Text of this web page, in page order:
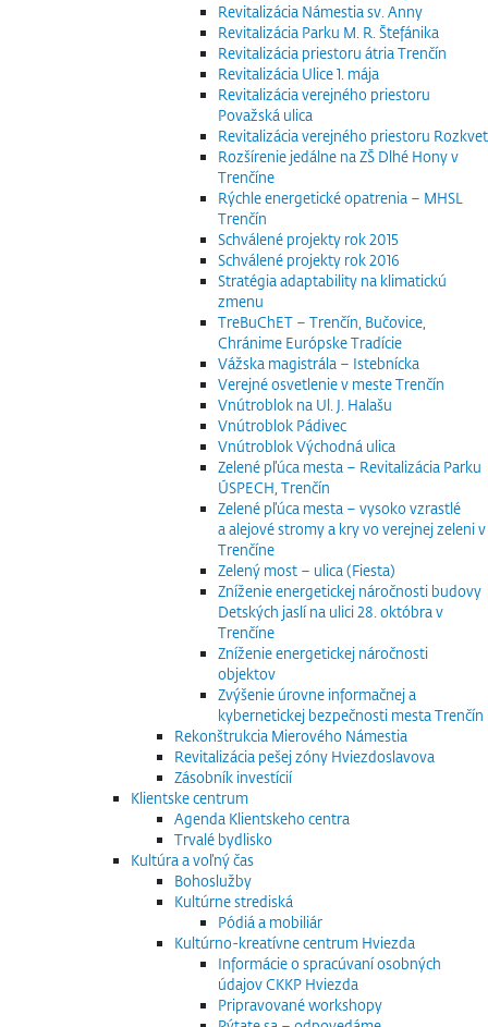
Revitalizácia Námestia sv. Anny
Revitalizácia Parku M. R. Štefánika
Revitalizácia priestoru átria Trenčín
Revitalizácia Ulice 1. mája
Revitalizácia verejného priestoru
Považská ulica
Revitalizácia verejného priestoru Rozkvet
Rozšírenie jedálne na ZŠ Dlhé Hony v
Trenčíne
Rýchle energetické opatrenia – MHSL
Trenčín
Schválené projekty rok 2015
Schválené projekty rok 2016
Stratégia adaptability na klimatickú
zmenu
TreBuChET – Trenčín, Bučovice,
Chránime Európske Tradície
Vážska magistrála – Istebnícka
Verejné osvetlenie v meste Trenčín
Vnútroblok na Ul. J. Halašu
Vnútroblok Pádivec
Vnútroblok Východná ulica
Zelené pľúca mesta – Revitalizácia Parku
ÚSPECH, Trenčín
Zelené pľúca mesta – vysoko vzrastlé
a alejové stromy a kry vo verejnej zeleni v
Trenčíne
Zelený most – ulica (Fiesta)
Zníženie energetickej náročnosti budovy
Detských jaslí na ulici 28. októbra v
Trenčíne
Zníženie energetickej náročnosti
objektov
Zvýšenie úrovne informačnej a
kybernetickej bezpečnosti mesta Trenčín
Rekonštrukcia Mierového Námestia
Revitalizácia pešej zóny Hviezdoslavova
Zásobník investícií
Klientske centrum
Agenda Klientskeho centra
Trvalé bydlisko
Kultúra a voľný čas
Bohoslužby
Kultúrne strediská
Pódiá a mobiliár
Kultúrno-kreatívne centrum Hviezda
Informácie o spracúvaní osobných
údajov CKKP Hviezda
Pripravované workshopy